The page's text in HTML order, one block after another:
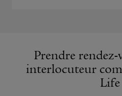
Prendre rendez-
interlocuteur
Life